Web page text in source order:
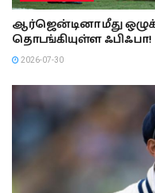
ஆர்ஜென்டினா மீது
தொடங்கியுள்ள ஃபிஃபா!
2026-07-30